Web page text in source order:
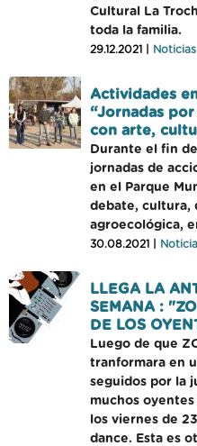
Cultural La
toda la familia.
29.12.2021 | Noticias
Actividades
“Jornadas
con arte,
Durante el fin
jornadas de
en el Parque
debate, cultura,
agroecológica,
30.08.2021 |
LLEGA LA
SEMANA :
DE LOS
Luego de que
tranformara en
seguidos por la
muchos
los viernes de
dance. Esta es